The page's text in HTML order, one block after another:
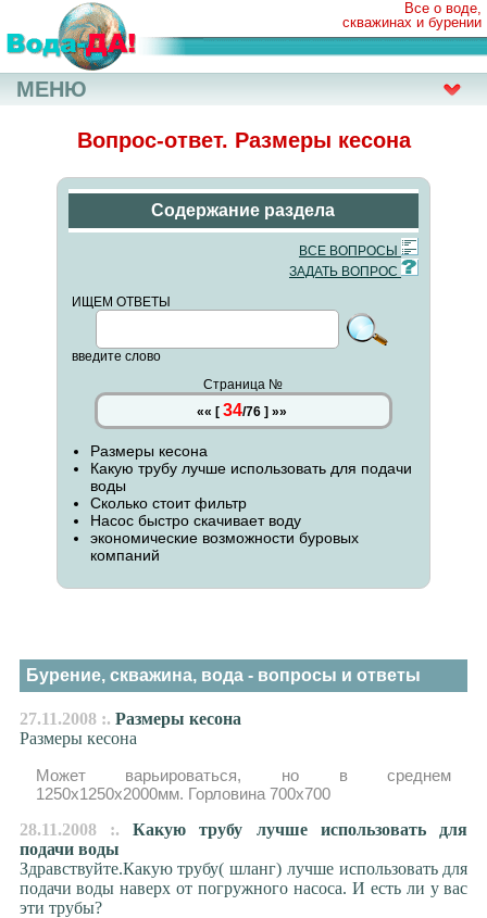
Все о воде,
скважинах и бурении
Вопрос-ответ. Размеры кесона
Содержание раздела
ВСЕ ВОПРОСЫ
ЗАДАТЬ ВОПРОС
ИЩЕМ ОТВЕТЫ
введите слово
Страница №
«« [ 34/76] »»
Размеры кесона
Какую трубу лучше использовать для подачи
воды
Сколько стоит фильтр
Насос быстро скачивает воду
экономические возможности буровых
компаний
Бурение, скважина, вода - вопросы и ответы
27.11.2008 :. Размеры кесона
Размеры кесона
Может варьироваться, но в среднем
1250х1250х2000мм. Горловина 700х700
28.11.2008 :. Какую трубу лучше использовать для
подачи воды
Здравствуйте.Какую трубу( шланг) лучше использовать для
подачи воды наверх от погружного насоса. И есть ли у вас
эти трубы?
МЕНЮ